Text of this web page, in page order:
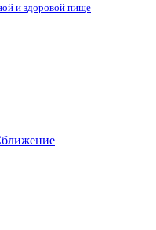
и здоровой пище